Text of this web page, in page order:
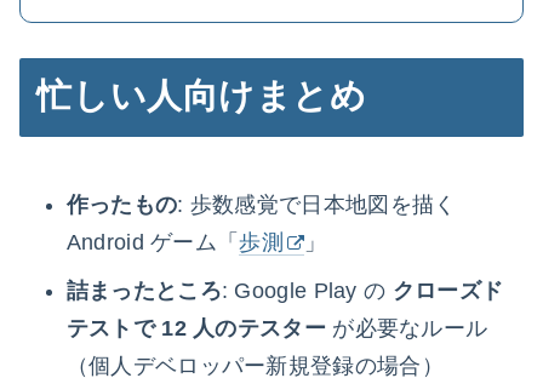
忙しい人向けまとめ
作ったもの: 歩数感覚で日本地図を描く
Android ゲーム「歩測
」
詰まったところ: Google Play の クローズド
テストで 12 人のテスター が必要なルール
（個人デベロッパー新規登録の場合）